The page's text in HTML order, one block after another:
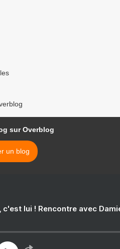
sur Overblog
un blog
lui ! Rencontre avec